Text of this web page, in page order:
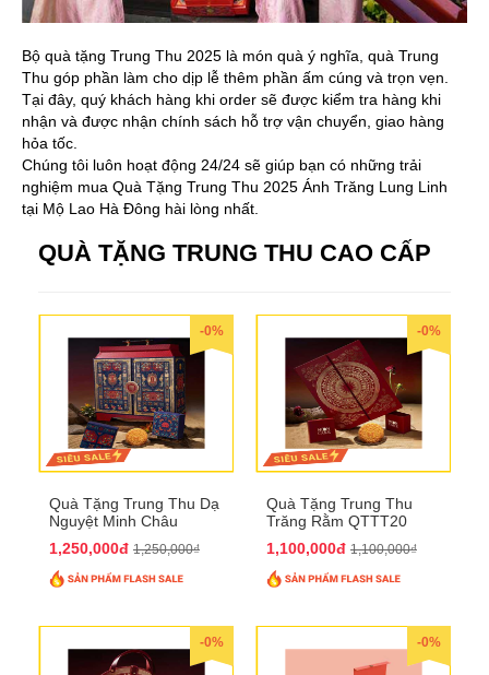
Bộ quà tặng Trung Thu 2025 là món quà ý nghĩa, quà Trung
Thu góp phần làm cho dịp lễ thêm phần ấm cúng và trọn vẹn.
Tại đây, quý khách hàng khi order sẽ được kiểm tra hàng khi
nhận và được nhận chính sách hỗ trợ vận chuyển, giao hàng
hỏa tốc.
Chúng tôi luôn hoạt động 24/24 sẽ giúp bạn có những trải
nghiệm mua Quà Tặng Trung Thu 2025 Ánh Trăng Lung Linh
tại Mộ Lao Hà Đông hài lòng nhất.
QUÀ TẶNG TRUNG THU CAO CẤP
-0%
Quà Tặng Trung Thu Dạ
Nguyệt Minh Châu
1,250,000đ 1,250,000₫
-0%
Quà Tặng Trung Thu
Trăng Rằm QTTT20
1,100,000đ 1,100,000₫
-0% -0%